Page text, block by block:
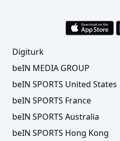
Digiturk
beIN MEDIA GROUP
beIN SPORTS United States
beIN SPORTS France
beIN SPORTS Australia
beIN SPORTS Hong Kong